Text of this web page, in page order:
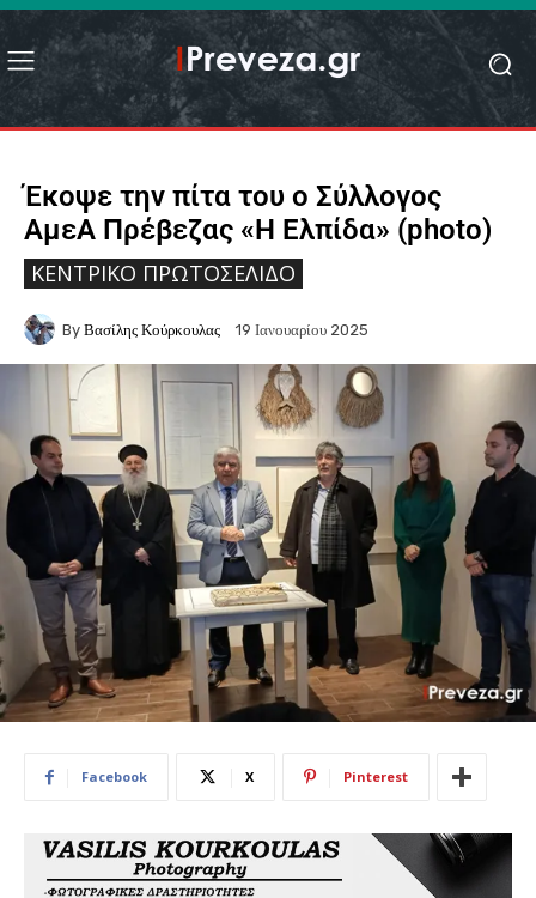
Έκοψε την πίτα του ο Σύλλογος
ΑμεΑ Πρέβεζας «Η Ελπίδα» (photo)
ΚΕΝΤΡΙΚΌ ΠΡΩΤΟΣΈΛΙΔΟ
By Βασίλης Κούρκουλας 19 Ιανουαρίου 2025
Facebook X Pinterest